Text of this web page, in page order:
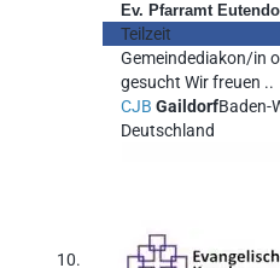
Ev. Pfarramt
Teilzeit
Gemeindediakon/in
gesucht Wir freuen ..
CJB GaildorfBaden-
Deutschland